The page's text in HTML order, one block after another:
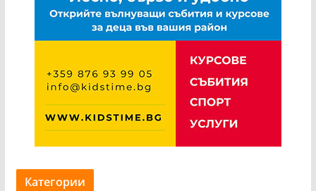
Категории